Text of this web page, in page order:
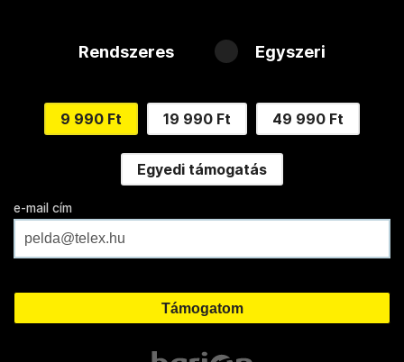
Rendszeres Egyszeri
9 990 Ft 19 990 Ft 49 990 Ft
Egyedi támogatás
e-mail cím